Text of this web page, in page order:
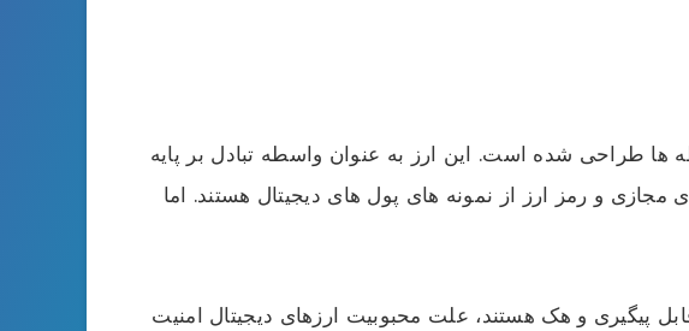
ها طراحی شده است. این ارز به عنوان واسطه تبادل بر پایه
و رمز ارز از نمونه های پول های دیجیتال هستند. اما
پیگیری و هک هستند، علت محبوبیت ارزهای دیجیتال امنیت